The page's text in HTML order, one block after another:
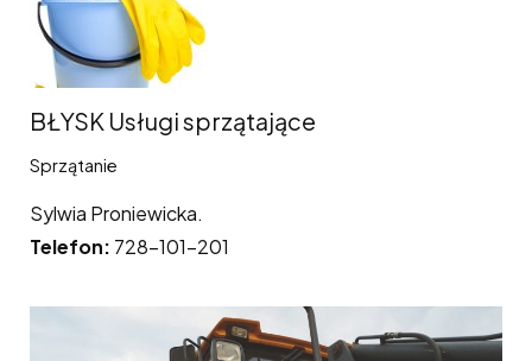
BŁYSK Usługi sprzątające
Sprzątanie
Sylwia Proniewicka.
Telefon: 728-101-201